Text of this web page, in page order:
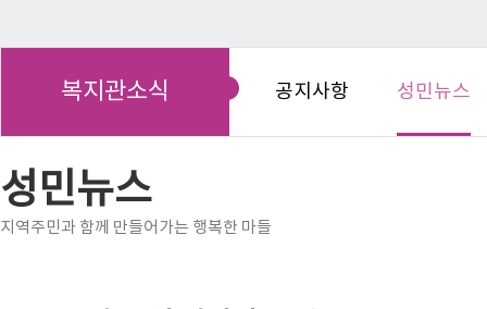
복지관소식 공지사항 성민뉴스
성민뉴스
지역주민과 함께 만들어가는 행복한 마들